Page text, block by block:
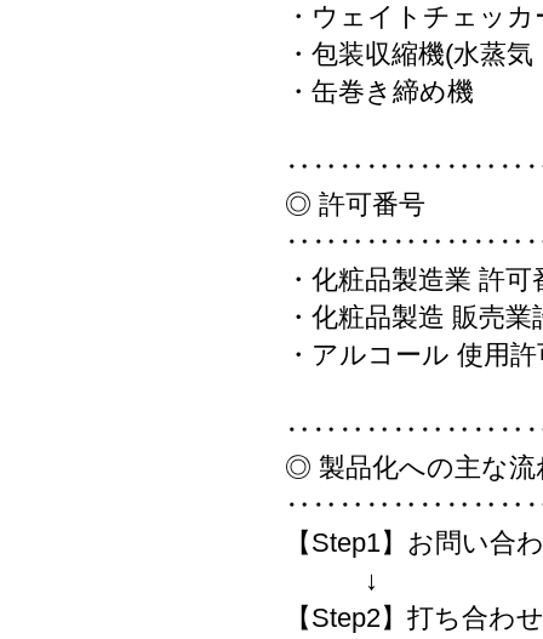
・ウェイトチェッ
・包装収縮機(水蒸
・缶巻き締め機
◎ 許可番号
・化粧品製造業 許
・化粧品製造 販売
・アルコール 使用
◎ 製品化への主な流
【Step1】お問い合
↓
【Step2】打ち合わせ